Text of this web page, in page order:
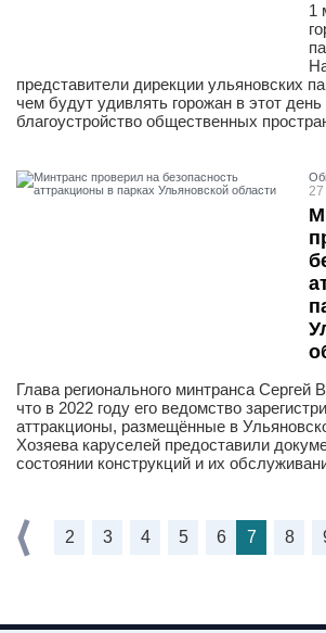
1
представители дирекции ульяновских
чем будут удивлять горожан в этот день
благоустройство общественных
27
Глава регионального минтранса Сергей
что в 2022 году его ведомство
аттракционы, размещённые в
Хозяева каруселей предоставили
состоянии конструкций и их
2 3 4 5 6 7 8